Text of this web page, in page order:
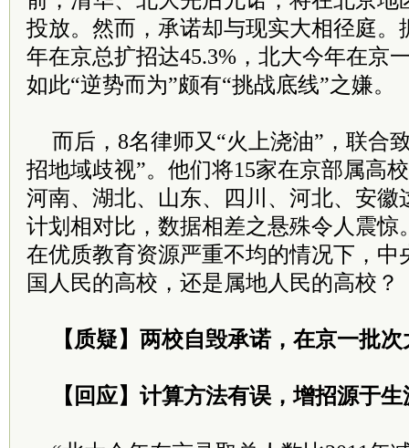
投放。然而，承诺却与现实大相径庭。
年在京总扩招达45.3%，北大今年在京
如此“逆势而为”颇有“挑战底线”之嫌。
而后，8名律师又“火上浇油”，联合
招地域歧视”。他们将15家在京部属高
河南、湖北、山东、四川、河北、安徽
计划相对比，数据相差之悬殊令人震惊
在优质教育资源严重不均的情况下，中
国人民的高校，还是属地人民的高校？
【质疑】两校自毁承诺，在京一批
【回应】计算方法有误，增招源于